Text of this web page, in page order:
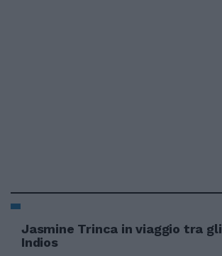
Jasmine Trinca in viaggio tra gli
Indios